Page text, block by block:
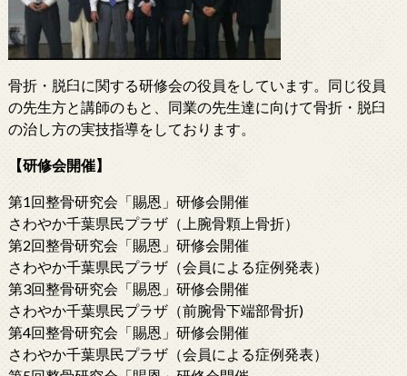
骨折・脱臼に関する研修会の役員をしています。同じ役員
の先生方と講師のもと、同業の先生達に向けて骨折・脱臼
の治し方の実技指導をしております。
【研修会開催】
第1回整骨研究会「賜恩」研修会開催
さわやか千葉県民プラザ（上腕骨顆上骨折）
第2回整骨研究会「賜恩」研修会開催
さわやか千葉県民プラザ（会員による症例発表）
第3回整骨研究会「賜恩」研修会開催
さわやか千葉県民プラザ（前腕骨下端部骨折)
第4回整骨研究会「賜恩」研修会開催
さわやか千葉県民プラザ（会員による症例発表）